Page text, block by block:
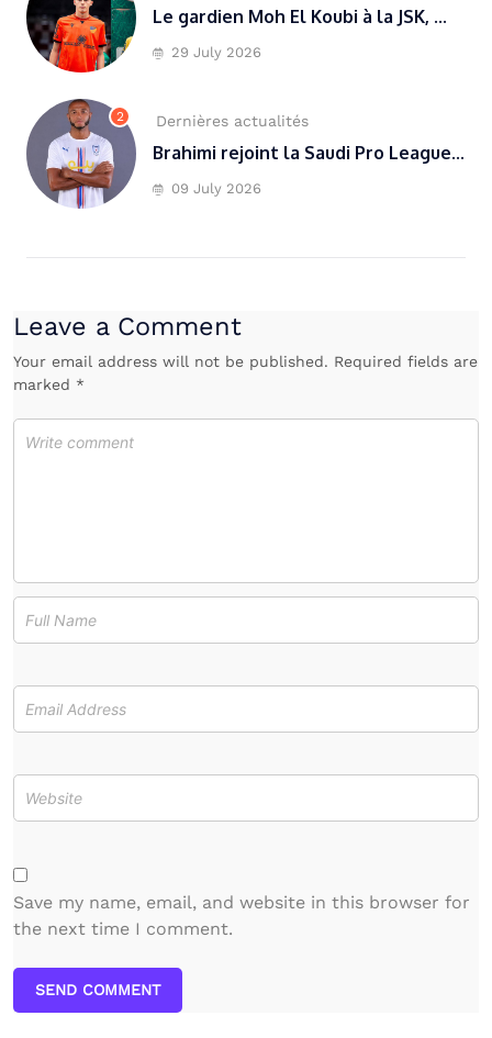
Le gardien Moh El Koubi à la JSK, ...
29 July 2026
2 Dernières actualités
Brahimi rejoint la Saudi Pro League...
09 July 2026
Leave a Comment
Your email address will not be published. Required fields are
marked *
Save my name, email, and website in this browser for
the next time I comment.
SEND COMMENT